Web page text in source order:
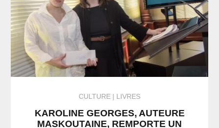
CULTURE LIVRES
KAROLINE GEORGES, AUTEURE
MASKOUTAINE, REMPORTE UN